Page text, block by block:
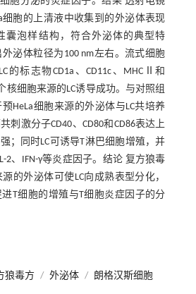
细胞的上清液中收集到的外泌体表现
囊泡样结构，符合外泌体的典型特
泌体粒径为100 nm左右。流式细胞
的标志物CD1a、CD11c、MHCⅡ和
核细胞来源的LC诱导成功。与对照组
HeLa细胞来源的外泌体与LC共培养
刺激分子CD40、CD80和CD86表达上
；同时LC可诱导T淋巴细胞增殖，并
2、IFN-γ等炎症因子。结论 复方狼毒
的外泌体可使LC向成熟表型分化，
T细胞的增殖与T细胞炎症因子的分
狼毒方 / 外泌体 / 朗格汉斯细胞